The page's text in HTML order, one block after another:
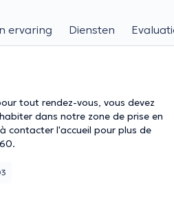
ervaring Diensten
tout rendez-vous, vous devez
dans notre zone de prise en
contacter l'accueil pour plus de